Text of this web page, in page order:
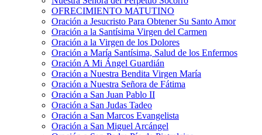
OFRECIMIENTO MATUTINO
Oración a Jesucristo Para Obtener Su Santo Amor
Oración a la Santísima Virgen del Carmen
Oración a la Virgen de los Dolores
Oración a María Santísima, Salud de los Enfermos
Oración A Mi Ángel Guardián
Oración a Nuestra Bendita Virgen María
Oración a Nuestra Señora de Fátima
Oración a San Juan Pablo II
Oración a San Judas Tadeo
Oración a San Marcos Evangelista
Oración a San Miguel Arcángel